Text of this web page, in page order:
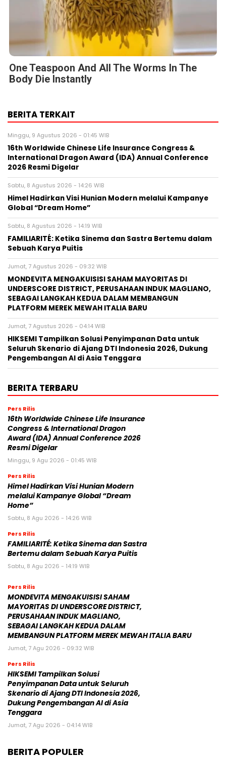
One Teaspoon And All The Worms In The
Body Die Instantly
BERITA TERKAIT
Minggu, 9 Agustus 2026 - 01:45 WIB
16th Worldwide Chinese Life Insurance Congress &
International Dragon Award (IDA) Annual Conference
2026 Resmi Digelar
Sabtu, 8 Agustus 2026 - 14:26 WIB
Himel Hadirkan Visi Hunian Modern melalui Kampanye
Global “Dream Home”
Sabtu, 8 Agustus 2026 - 14:19 WIB
FAMILIARITÉ: Ketika Sinema dan Sastra Bertemu dalam
Sebuah Karya Puitis
Jumat, 7 Agustus 2026 - 09:32 WIB
MONDEVITA MENGAKUISISI SAHAM MAYORITAS DI
UNDERSCORE DISTRICT, PERUSAHAAN INDUK MAGLIANO,
SEBAGAI LANGKAH KEDUA DALAM MEMBANGUN
PLATFORM MEREK MEWAH ITALIA BARU
Jumat, 7 Agustus 2026 - 04:14 WIB
HIKSEMI Tampilkan Solusi Penyimpanan Data untuk
Seluruh Skenario di Ajang DTI Indonesia 2026, Dukung
Pengembangan AI di Asia Tenggara
BERITA TERBARU
Pers Rilis
16th Worldwide Chinese Life Insurance
Congress & International Dragon
Award (IDA) Annual Conference 2026
Resmi Digelar
Minggu, 9 Agu 2026 - 01:45 WIB
Pers Rilis
Himel Hadirkan Visi Hunian Modern
melalui Kampanye Global “Dream
Home”
Sabtu, 8 Agu 2026 - 14:26 WIB
Pers Rilis
FAMILIARITÉ: Ketika Sinema dan Sastra
Bertemu dalam Sebuah Karya Puitis
Sabtu, 8 Agu 2026 - 14:19 WIB
Pers Rilis
MONDEVITA MENGAKUISISI SAHAM
MAYORITAS DI UNDERSCORE DISTRICT,
PERUSAHAAN INDUK MAGLIANO,
SEBAGAI LANGKAH KEDUA DALAM
MEMBANGUN PLATFORM MEREK MEWAH ITALIA BARU
Jumat, 7 Agu 2026 - 09:32 WIB
Pers Rilis
HIKSEMI Tampilkan Solusi
Penyimpanan Data untuk Seluruh
Skenario di Ajang DTI Indonesia 2026,
Dukung Pengembangan AI di Asia
Tenggara
Jumat, 7 Agu 2026 - 04:14 WIB
BERITA POPULER